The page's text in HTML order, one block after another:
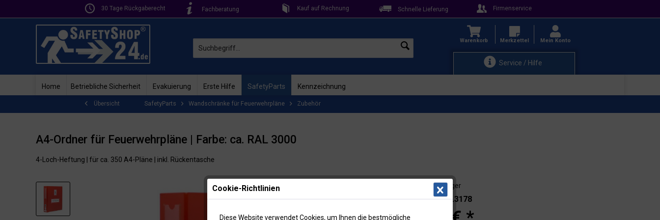
30 Tage Rückgaberecht Fachberatung Kauf auf Rechnung Schnelle Lieferung Firmenservice
Service / Hilfe
Warenkorb Merkzettel Mein Konto
Home Betriebliche Sicherheit Evakuierung Erste Hilfe SafetyParts Kennzeichnung
Übersicht SafetyParts Wandschränke für Feuerwehrpläne Zubehör
A4-Ordner für Feuerwehrpläne | Farbe: ca. RAL 3000
4-Loch-Heftung | für ca. 350 A4-Pläne | inkl. Rückentasche
Lieferzeit: ab Lager
Artikel-Nr.: 91.3178
Cookie-Richtlinien
Diese Website verwendet Cookies, um Ihnen die bestmögliche